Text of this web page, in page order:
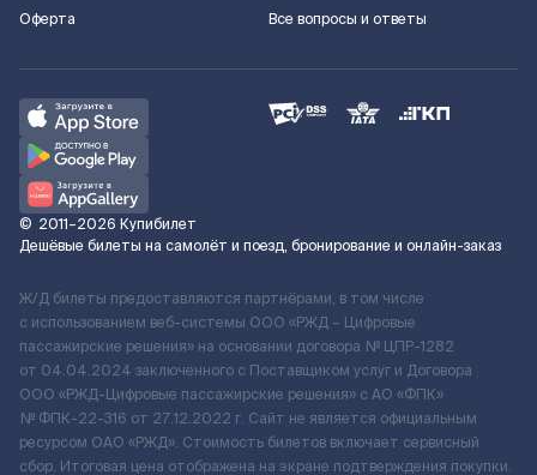
Оферта
Все вопросы и ответы
© 2011–2026 Купибилет
Дешёвые билеты на самолёт и поезд, бронирование и онлайн-заказ
Ж/Д билеты предоставляются партнёрами, в том числе
с использованием веб-системы ООО «РЖД – Цифровые
пассажирские решения» на основании договора № ЦПР-1282
от 04.04.2024 заключенного с Поставщиком услуг и Договора
ООО «РЖД-Цифровые пассажирские решения» c АО «ФПК»
№ ФПК-22-316 от 27.12.2022 г. Сайт не является официальным
ресурсом ОАО «РЖД». Стоимость билетов включает сервисный
сбор. Итоговая цена отображена на экране подтверждения покупки.